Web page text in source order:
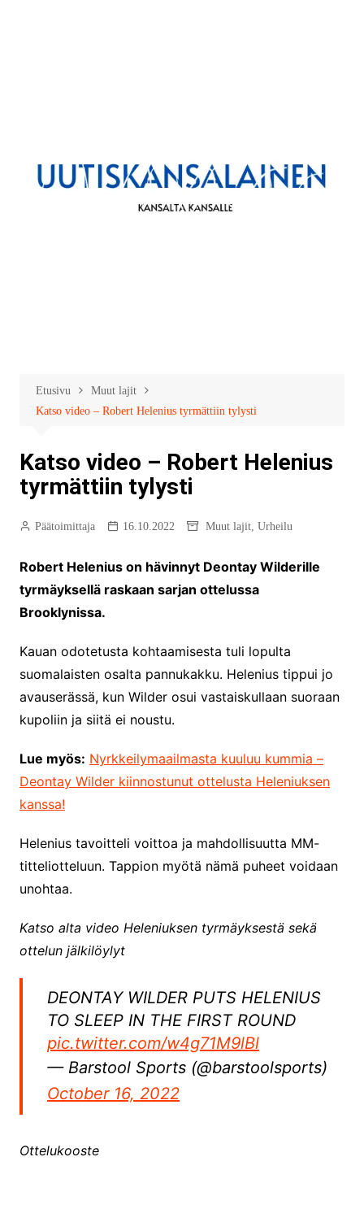
Etusivu
Muut lajit
Katso video – Robert Helenius tyrmättiin tylysti
Katso video – Robert Helenius
tyrmättiin tylysti
Päätoimittaja 16.10.2022 Muut lajit, Urheilu
Robert Helenius on hävinnyt Deontay Wilderille
tyrmäyksellä raskaan sarjan ottelussa
Brooklynissa.
Kauan odotetusta kohtaamisesta tuli lopulta
suomalaisten osalta pannukakku. Helenius tippui jo
avauserässä, kun Wilder osui vastaiskullaan suoraan
kupoliin ja siitä ei noustu.
Lue myös: Nyrkkeilymaailmasta kuuluu kummia –
Deontay Wilder kiinnostunut ottelusta Heleniuksen
kanssa!
Helenius tavoitteli voittoa ja mahdollisuutta MM-
titteliotteluun. Tappion myötä nämä puheet voidaan
unohtaa.
Katso alta video Heleniuksen tyrmäyksestä sekä
ottelun jälkilöylyt
DEONTAY WILDER PUTS HELENIUS
TO SLEEP IN THE FIRST ROUND
pic.twitter.com/w4g71M9lBl
— Barstool Sports (@barstoolsports)
October 16, 2022
Ottelukooste